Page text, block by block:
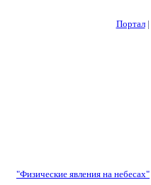
Портал|
"Физические явления на небесах"